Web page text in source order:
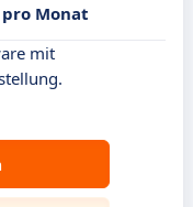
pro Monat
mit